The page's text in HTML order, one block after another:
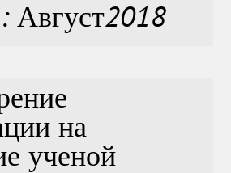
Август2018
на
ученой